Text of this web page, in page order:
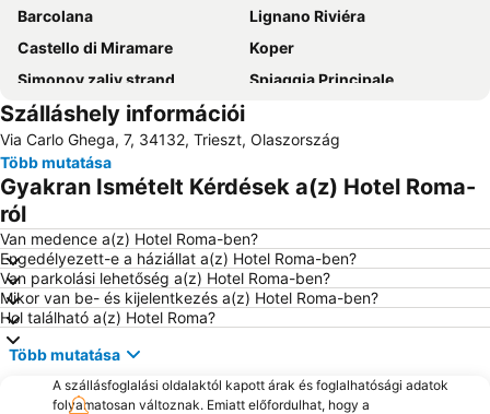
Barcolana
Lignano Riviéra
Castello di Miramare
Koper
Simonov zaliv strand
Spiaggia Principale
Costa Azzurra
Adria Ankaran
Laguna Stella Maris
Katoro
Predjama Castle
Škocjan Caves Park
Aquapark Žusterna
Istrian Riviera
Sabbiadoro
Poreč 24 hours
Krka Strunjan
Pineta
Postojna Cave
Gretta
Piazza dell'Unità d'Italia
Repülőtér Friuli Venezia Giulia
FKK Ulika
Szálláshely információi
Via Carlo Ghega, 7, 34132, Trieszt, Olaszország
Több mutatása
Gyakran Ismételt Kérdések a(z) Hotel Roma-
ról
Van medence a(z) Hotel Roma-ben?
Engedélyezett-e a háziállat a(z) Hotel Roma-ben?
Van parkolási lehetőség a(z) Hotel Roma-ben?
Mikor van be- és kijelentkezés a(z) Hotel Roma-ben?
Hol található a(z) Hotel Roma?
Több mutatása
A szállásfoglalási oldalaktól kapott árak és foglalhatósági adatok
folyamatosan változnak. Emiatt előfordulhat, hogy a